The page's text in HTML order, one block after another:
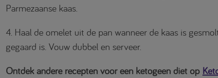
Parmezaanse kaas.
4. Haal de omelet uit de pan wanneer de kaas is
gegaard is. Vouw dubbel en serveer.
Ontdek andere recepten voor een ketogeen diet op